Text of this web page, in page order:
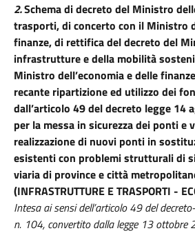
2.Schema di decreto del Ministro
trasporti, di concerto con il Ministro
finanze, di rettifica del decreto del
infrastrutture e della mobilità
Ministro dell’economia e delle
recante ripartizione ed utilizzo dei
dall’articolo 49 del decreto legge 14
per la messa in sicurezza dei ponti
realizzazione di nuovi ponti in
esistenti con problemi strutturali di
viaria di province e città
(INFRASTRUTTURE E TRASPORTI -
Intesa ai sensi dell’articolo 49 del
n. 104, convertito dalla legge 13 ottobre